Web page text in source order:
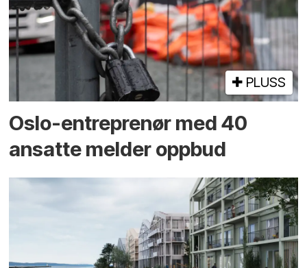
PLUSS
Oslo-entreprenør med 40
ansatte melder oppbud